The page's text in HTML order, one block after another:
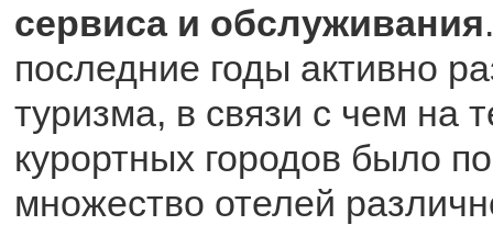
сервиса и обслуживания
последние годы активно
туризма, в связи с чем на
курортных городов было
множество отелей